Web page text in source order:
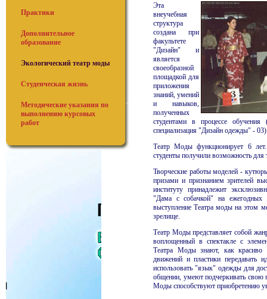
Практики
Дополнительное
образование
Экологический театр моды
Студенческая жизнь
Методические указания по
выполнению курсовых
работ
Эта
внеучебная
структура
создана при
факультете
"Дизайн" и
является
своеобразной
площадкой для
приложения
знаний, умений
и навыков,
полученных
студентами в процессе
специализация "Дизайн одежды" -
Театр Моды функционирует 6
студенты получили возможность для
Творческие работы моделей -
призами и признанием зрителей
институту принадлежит
"Дама с собачкой" на ежегодных
выступление Театра моды на этом
зрелище.
Театр Моды представляет собой
воплощенный в спектакле с
Театра Моды знают, как
движений и пластики передавать
использовать "язык" одежды для
общении, умеют подчеркивать свою
Моды способствуют приобретению